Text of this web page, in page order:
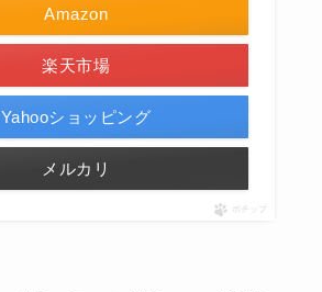
Amazon
楽天市場
Yahooショッピング
メルカリ
ポチップ